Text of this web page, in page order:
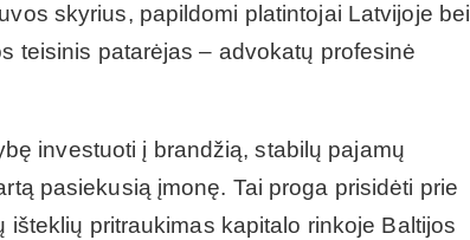
skyrius, papildomi platintojai Latvijoje bei
teisinis patarėjas – advokatų profesinė
investuoti į brandžią, stabilų pajamų
pasiekusią įmonę. Tai proga prisidėti prie
pritraukimas kapitalo rinkoje Baltijos